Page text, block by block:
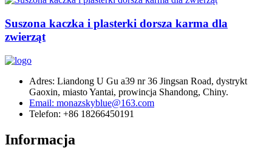
Suszona kaczka i plasterki dorsza karma dla
zwierząt
Adres: Liandong U Gu a39 nr 36 Jingsan Road, dystrykt
Gaoxin, miasto Yantai, prowincja Shandong, Chiny.
Email: monazskyblue@163.com
Telefon: +86 18266450191
Informacja